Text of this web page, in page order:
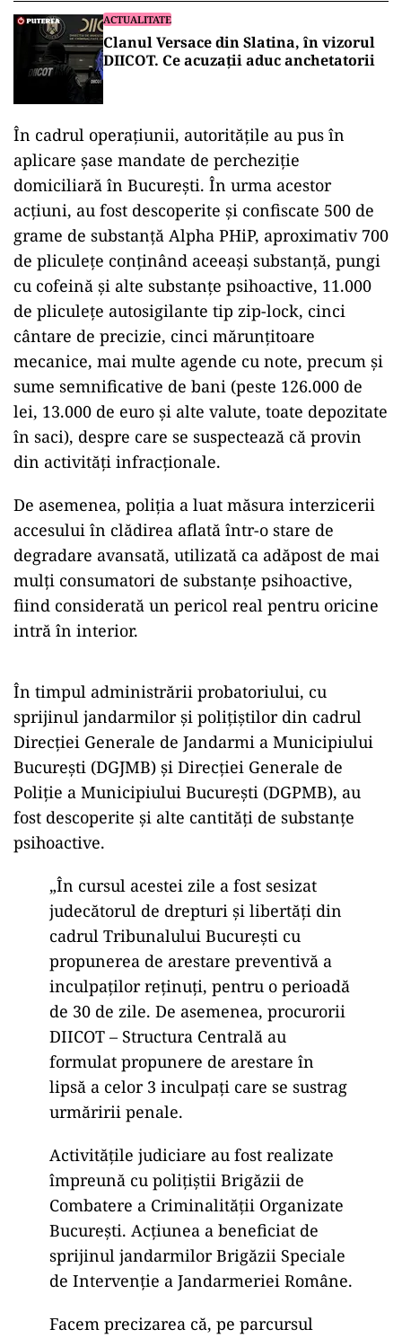
ACTUALITATE
Clanul Versace din Slatina, în vizorul
DIICOT. Ce acuzații aduc anchetatorii
În cadrul operațiunii, autoritățile au pus în
aplicare șase mandate de percheziție
domiciliară în București. În urma acestor
acțiuni, au fost descoperite și confiscate 500 de
grame de substanță Alpha PHiP, aproximativ 700
de pliculețe conținând aceeași substanță, pungi
cu cofeină și alte substanțe psihoactive, 11.000
de pliculețe autosigilante tip zip-lock, cinci
cântare de precizie, cinci mărunțitoare
mecanice, mai multe agende cu note, precum și
sume semnificative de bani (peste 126.000 de
lei, 13.000 de euro și alte valute, toate depozitate
în saci), despre care se suspectează că provin
din activități infracționale.
De asemenea, poliția a luat măsura interzicerii
accesului în clădirea aflată într-o stare de
degradare avansată, utilizată ca adăpost de mai
mulți consumatori de substanțe psihoactive,
fiind considerată un pericol real pentru oricine
intră în interior.
În timpul administrării probatoriului, cu
sprijinul jandarmilor și polițiștilor din cadrul
Direcției Generale de Jandarmi a Municipiului
București (DGJMB) și Direcției Generale de
Poliție a Municipiului București (DGPMB), au
fost descoperite și alte cantități de substanțe
psihoactive.
„În cursul acestei zile a fost sesizat
judecătorul de drepturi şi libertăţi din
cadrul Tribunalului București cu
propunerea de arestare preventivă a
inculpaților reținuți, pentru o perioadă
de 30 de zile. De asemenea, procurorii
DIICOT – Structura Centrală au
formulat propunere de arestare în
lipsă a celor 3 inculpați care se sustrag
urmăririi penale.
Activitățile judiciare au fost realizate
împreună cu polițiștii Brigăzii de
Combatere a Criminalității Organizate
București. Acțiunea a beneficiat de
sprijinul jandarmilor Brigăzii Speciale
de Intervenție a Jandarmeriei Române.
Facem precizarea că, pe parcursul